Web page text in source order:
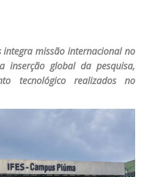
integra missão internacional no
inserção global da pesquisa,
tecnológico realizados no